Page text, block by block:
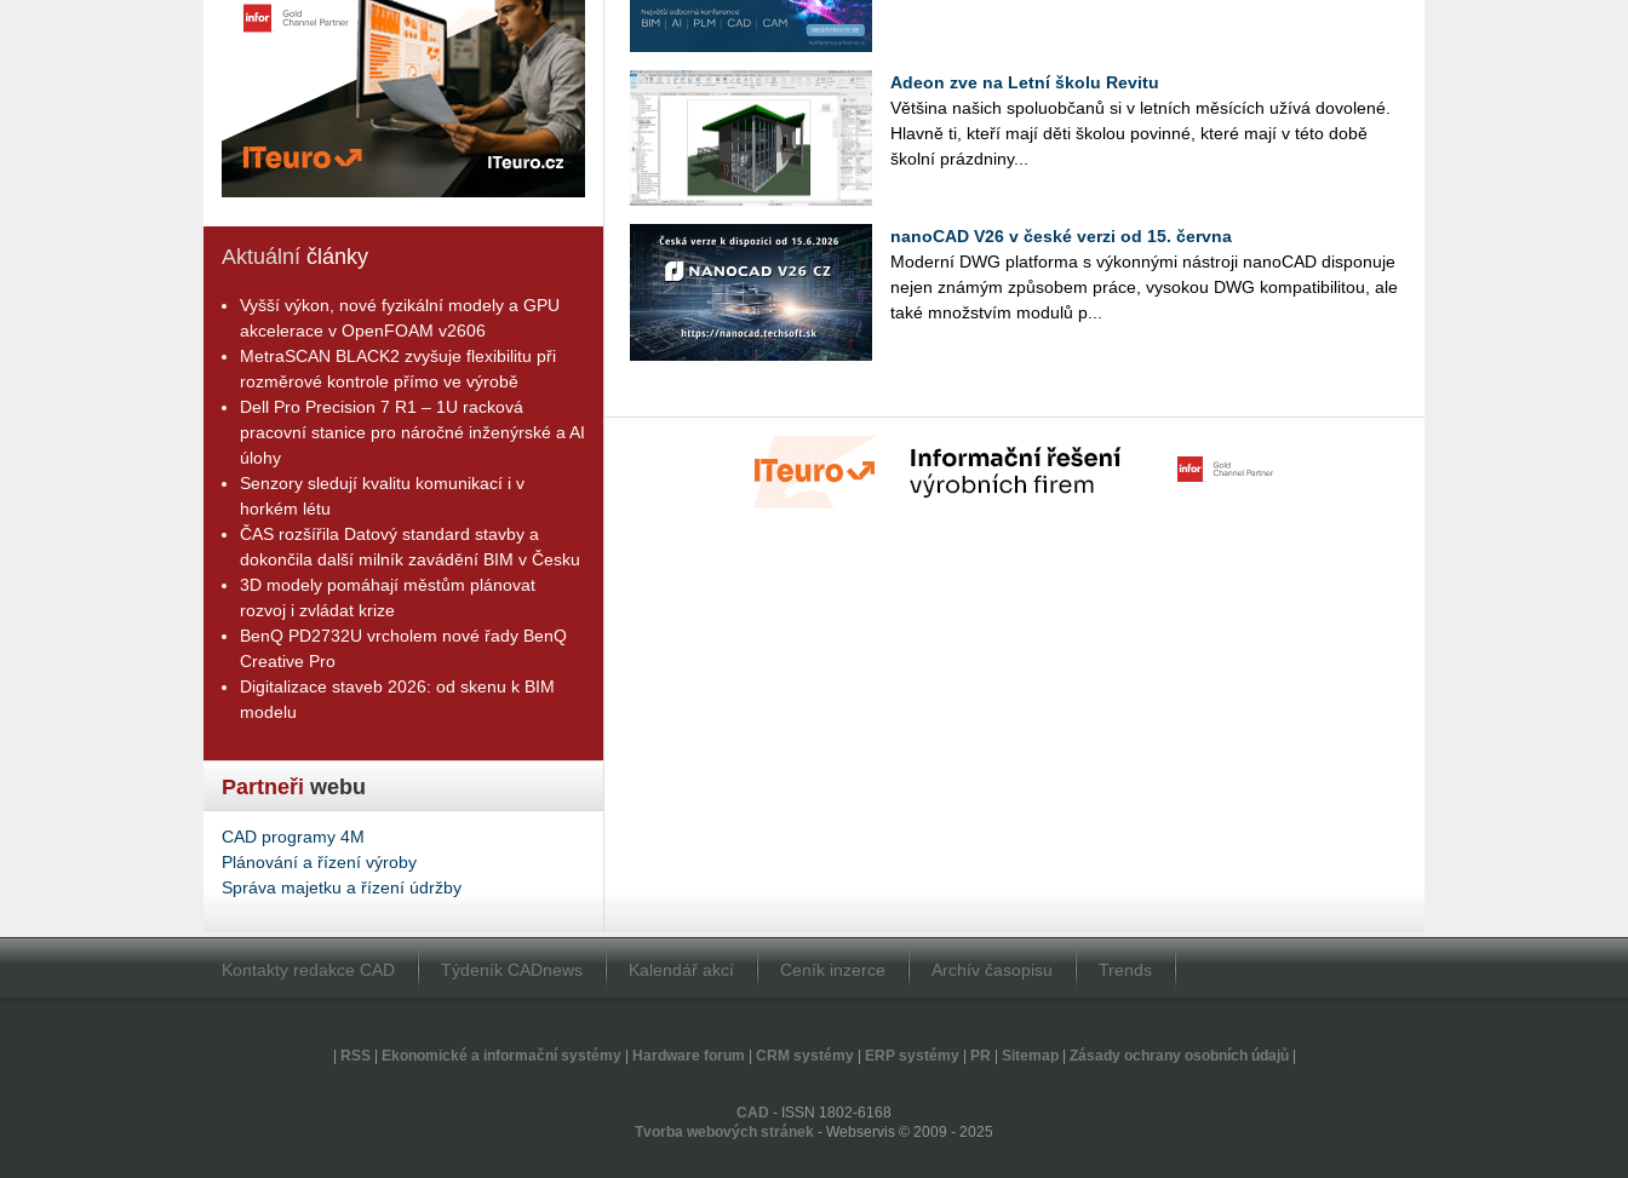
Aktuální články
Vyšší výkon, nové fyzikální modely a GPU
akcelerace v OpenFOAM v2606
MetraSCAN BLACK2 zvyšuje flexibilitu při
rozměrové kontrole přímo ve výrobě
Dell Pro Precision 7 R1 – 1U racková
pracovní stanice pro náročné inženýrské a AI
úlohy
Senzory sledují kvalitu komunikací i v
horkém létu
ČAS rozšířila Datový standard stavby a
dokončila další milník zavádění BIM v Česku
3D modely pomáhají městům plánovat
rozvoj i zvládat krize
BenQ PD2732U vrcholem nové řady BenQ
Creative Pro
Digitalizace staveb 2026: od skenu k BIM
modelu
Partneři webu
CAD programy 4M
Plánování a řízení výroby
Správa majetku a řízení údržby
Adeon zve na Letní školu Revitu
Vět­ši­na na­šich spo­lu­ob­ča­nů si v let­ních mě­sí­cích užívá do­vo­le­né.
Hlav­ně ti, kteří mají děti ško­lou po­vin­né, které mají v této době
škol­ní prázd­ni­ny...
nanoCAD V26 v české verzi od 15. června
Mo­der­ní DWG plat­for­ma s vý­kon­ný­mi ná­stro­ji na­no­CAD dis­po­nu­je
nejen zná­mým způ­so­bem práce, vy­so­kou DWG kom­pa­ti­bi­li­tou, ale
také množ­stvím mo­du­lů p...
Kontakty redakce CAD Týdeník CADnews Kalendář akcí Ceník inzerce Archív časopisu Trends
RSS| Ekonomické a informační systémy| Hardware forum CRM systémy| ERP systémy| PR Sitemap| Zásady ochrany osobních údajů|
CAD - ISSN 1802-6168
Tvorba webových stránek - Webservis © 2009 - 2025